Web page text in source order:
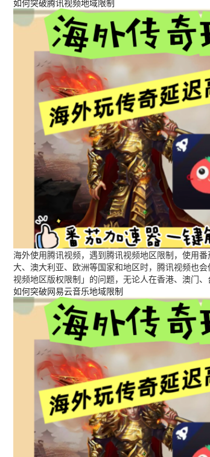
如何突破腾讯视频地域限制
海外使用腾讯视频，遇到腾讯视频地区限制，使用
大、澳大利亚、欧洲等国家和地区时，腾讯视频也
视频地区版权限制」的问题，无论人在香港、澳门
如何突破网易云音乐地域限制